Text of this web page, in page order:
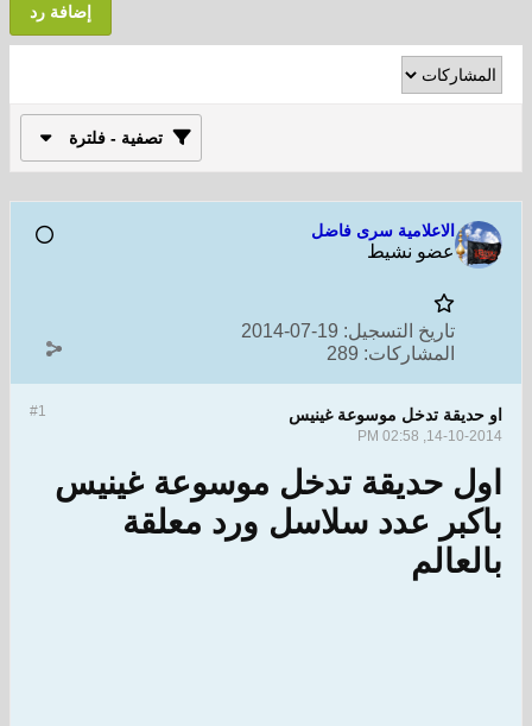
إضافة رد
تصفية - فلترة
الاعلامية سرى فاضل
عضو نشيط
تاريخ التسجيل: 19-07-2014
المشاركات: 289
#1 او حديقة تدخل موسوعة غينيس
14-10-2014, 02:58 PM
اول حديقة تدخل موسوعة غينيس
باكبر عدد سلاسل ورد معلقة
بالعالم